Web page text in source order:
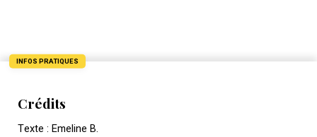
INFOS PRATIQUES
Crédits
Texte : Emeline B.